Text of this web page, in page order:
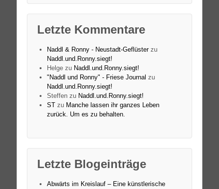
Letzte Kommentare
Naddl & Ronny - Neustadt-Geflüsterzu
Naddl.und.Ronny.siegt!
Helgezu Naddl.und.Ronny.siegt!
"Naddl und Ronny" - Friese Journal zu
Naddl.und.Ronny.siegt!
Steffenzu Naddl.und.Ronny.siegt!
STzu Manche lassen ihr ganzes Leben
zurück. Um es zu behalten.
Letzte Blogeinträge
Abwärts im Kreislauf – Eine künstlerische